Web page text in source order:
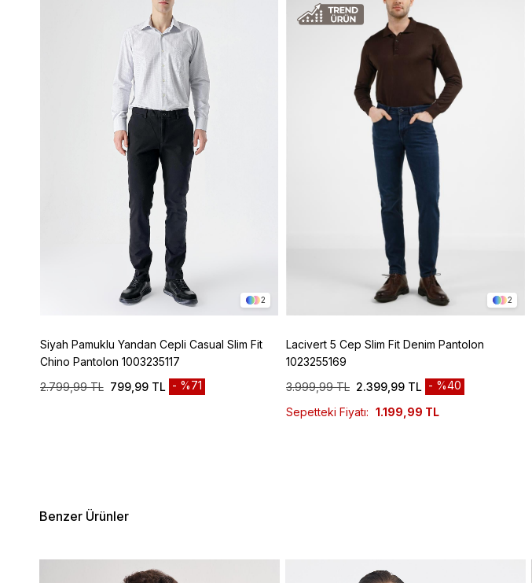
2
Siyah Pamuklu Yandan Cepli Casual Slim Fit
Chino Pantolon 1003235117
2.799,99 TL 799,99 TL %71
2
Lacivert 5 Cep Slim Fit Denim Pantolon
1023255169
3.999,99 TL 2.399,99 TL
%40
Sepetteki Fiyatı: 1.199,99 TL
Benzer Ürünler